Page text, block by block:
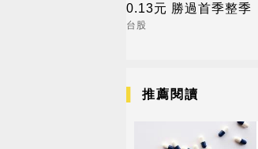
0.13元 勝過首季整季
台股
推薦閱讀